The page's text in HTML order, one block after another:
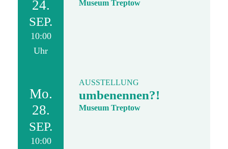
24.
SEP.
10:00
Uhr
Museum Treptow
Mo.
28.
SEP.
10:00
AUSSTELLUNG
umbenennen?!
Museum Treptow